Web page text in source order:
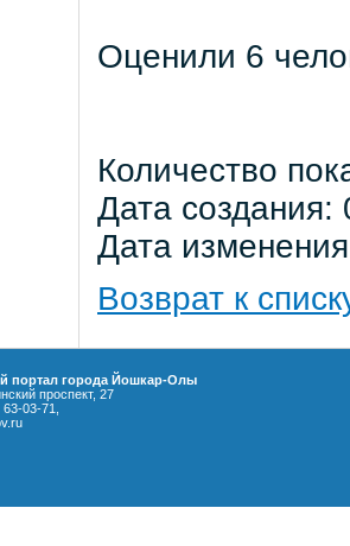
Оценили 6
Количество
Дата
Дата
Возврат к
портал города Йошкар-Олы
проспект, 27
03-71,